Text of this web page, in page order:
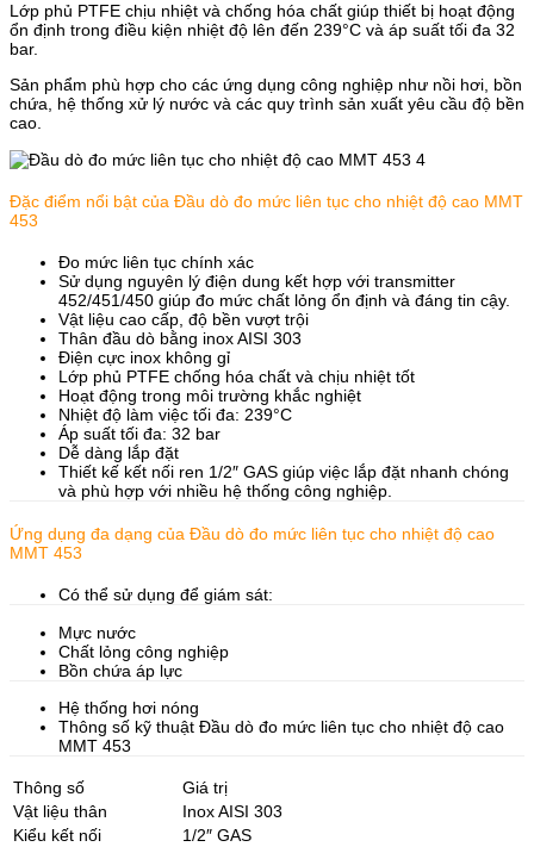
Lớp phủ PTFE chịu nhiệt và chống hóa chất giúp thiết bị hoạt động
ổn định trong điều kiện nhiệt độ lên đến 239°C và áp suất tối đa 32
bar.
Sản phẩm phù hợp cho các ứng dụng công nghiệp như nồi hơi, bồn
chứa, hệ thống xử lý nước và các quy trình sản xuất yêu cầu độ bền
cao.
Đặc điểm nổi bật của Đầu dò đo mức liên tục cho nhiệt độ cao MMT
453
Đo mức liên tục chính xác
Sử dụng nguyên lý điện dung kết hợp với transmitter
452/451/450 giúp đo mức chất lỏng ổn định và đáng tin cậy.
Vật liệu cao cấp, độ bền vượt trội
Thân đầu dò bằng inox AISI 303
Điện cực inox không gỉ
Lớp phủ PTFE chống hóa chất và chịu nhiệt tốt
Hoạt động trong môi trường khắc nghiệt
Nhiệt độ làm việc tối đa: 239°C
Áp suất tối đa: 32 bar
Dễ dàng lắp đặt
Thiết kế kết nối ren 1/2″ GAS giúp việc lắp đặt nhanh chóng
và phù hợp với nhiều hệ thống công nghiệp.
Ứng dụng đa dạng của Đầu dò đo mức liên tục cho nhiệt độ cao
MMT 453
Có thể sử dụng để giám sát:
Mực nước
Chất lỏng công nghiệp
Bồn chứa áp lực
Hệ thống hơi nóng
Thông số kỹ thuật Đầu dò đo mức liên tục cho nhiệt độ cao
MMT 453
Thông số
Giá trị
Vật liệu thân
Inox AISI 303
Kiểu kết nối
1/2″ GAS